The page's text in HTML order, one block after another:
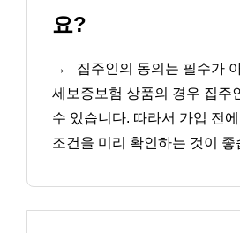
요?
→
집주인의 동의는 필수가
세보증보험 상품의 경우 집주
수 있습니다. 따라서 가입 전
조건을 미리 확인하는 것이 좋